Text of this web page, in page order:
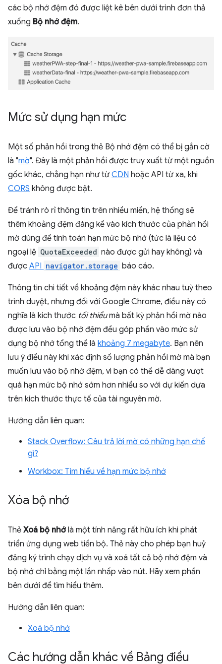
các bộ nhớ đệm đó được liệt kê bên dưới trình đơn thả
xuống Bộ nhớ đệm.
Mức sử dụng hạn mức
Một số phản hồi trong thẻ Bộ nhớ đệm có thể bị gắn cờ
là "mờ". Đây là một phản hồi được truy xuất từ một nguồn
gốc khác, chẳng hạn như từ CDN hoặc API từ xa, khi
CORS không được bật.
Để tránh rò rỉ thông tin trên nhiều miền, hệ thống sẽ
thêm khoảng đệm đáng kể vào kích thước của phản hồi
mờ dùng để tính toán hạn mức bộ nhớ (tức là liệu có
ngoại lệ QuotaExceeded nào được gửi hay không) và
được API navigator.storage báo cáo.
Thông tin chi tiết về khoảng đệm này khác nhau tuỳ theo
trình duyệt, nhưng đối với Google Chrome, điều này có
nghĩa là kích thước tối thiểumà bất kỳ phản hồi mờ nào
được lưu vào bộ nhớ đệm đều góp phần vào mức sử
dụng bộ nhớ tổng thể là khoảng 7 megabyte. Bạn nên
lưu ý điều này khi xác định số lượng phản hồi mờ mà bạn
muốn lưu vào bộ nhớ đệm, vì bạn có thể dễ dàng vượt
quá hạn mức bộ nhớ sớm hơn nhiều so với dự kiến dựa
trên kích thước thực tế của tài nguyên mờ.
Hướng dẫn liên quan:
Stack Overflow: Câu trả lời mờ có những hạn chế
gì?
Workbox: Tìm hiểu về hạn mức bộ nhớ
Xóa bộ nhớ
Thẻ Xoá bộ nhớ là một tính năng rất hữu ích khi phát
triển ứng dụng web tiến bộ. Thẻ này cho phép bạn huỷ
đăng ký trình chạy dịch vụ và xoá tất cả bộ nhớ đệm và
bộ nhớ chỉ bằng một lần nhấp vào nút. Hãy xem phần
bên dưới để tìm hiểu thêm.
Hướng dẫn liên quan:
Xoá bộ nhớ
Các hướng dẫn khác về Bảng điều